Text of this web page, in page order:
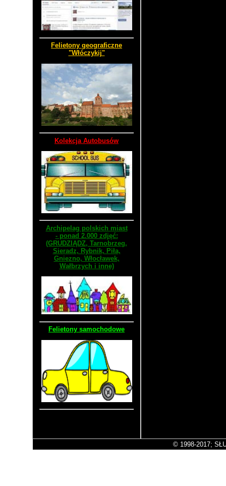
Felietony geograficzne
"Włóczykij"
Kolekcja Autobusów
Archipelag polskich miast
- ponad 2.000 zdjęć:
(GRUDZIĄDZ, Tarnobrzeg,
Sieradz, Rybnik, Piła,
Gniezno, Włocławek,
Wałbrzych i inne)
Felietony samochodowe
© 1998-2017;